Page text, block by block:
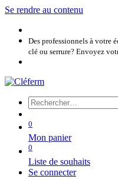
Se rendre au contenu
Des professionnels à votre
clé ou serrure? Envoyez
0
Mon panier
0
Liste de souhaits
Se connecter